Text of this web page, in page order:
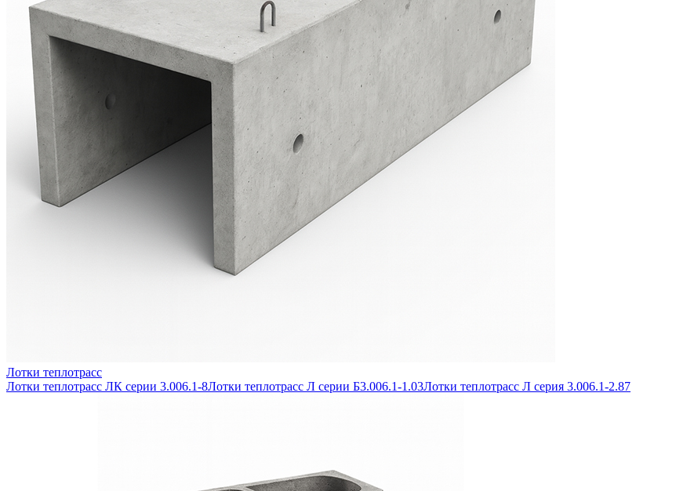
Лотки теплотрасс
Лотки теплотрасс ЛК серии 3.006.1-8Лотки теплотрасс Л серии Б3.006.1-1.03Лотки теплотрасс Л серия 3.006.1-2.87